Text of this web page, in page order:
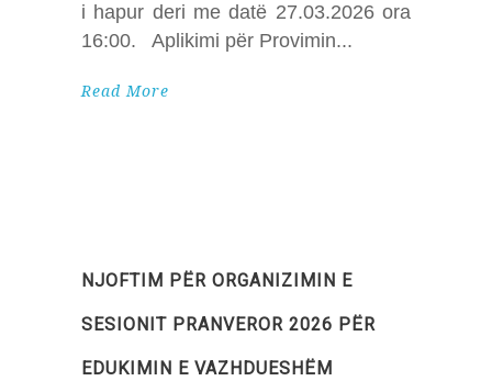
i hapur deri me datë 27.03.2026 ora
16:00. Aplikimi për Provimin
Read More
NJOFTIM PËR ORGANIZIMIN E
SESIONIT PRANVEROR 2026 PËR
EDUKIMIN E VAZHDUESHËM